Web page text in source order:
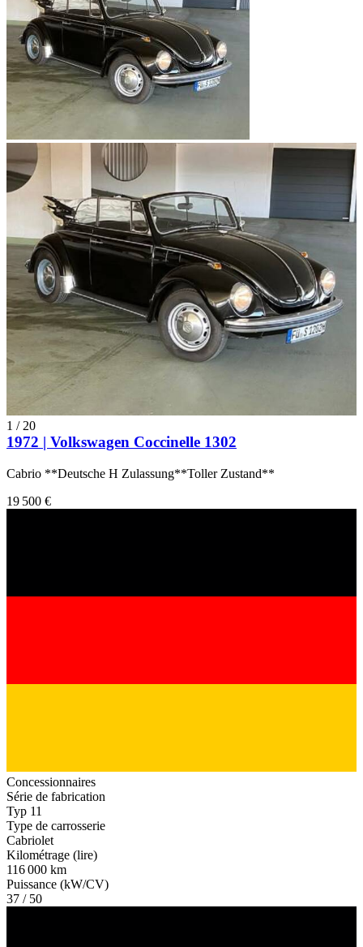
1 / 20
1972 | Volkswagen Coccinelle 1302
Cabrio **Deutsche H Zulassung**Toller Zustand**
19 500 €
Concessionnaires
Série de fabrication
Typ 11
Type de carrosserie
Cabriolet
Kilométrage (lire)
116 000 km
Puissance (kW/CV)
37 / 50